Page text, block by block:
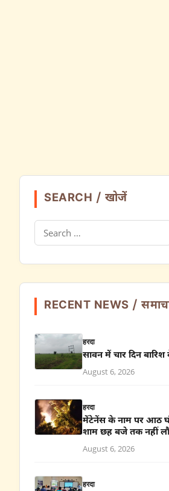
SEARCH / खोजें
Search
for:
RECENT NEWS /
हरदा
सावन में चार दिन
August 6, 2026
हरदा
मेंटेनेंस के नाम पर आठ
शाम छह बजे तक नहीं
August 6, 2026
हरदा